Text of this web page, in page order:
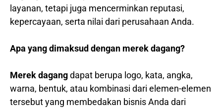
layanan, tetapi juga mencerminkan reputasi,
kepercayaan, serta nilai dari perusahaan Anda.
Apa yang dimaksud dengan merek dagang?
Merek dagangdapat berupa logo, kata, angka,
warna, bentuk, atau kombinasi dari elemen-elemen
tersebut yang membedakan bisnis Anda dari